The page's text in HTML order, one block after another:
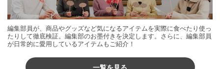
編集部員が、商品やグッズなど気になるアイテムを実際に食べたり使っ
たりして徹底検証。編集部のお墨付きを決定します。さらに、編集部員
が日常的に愛用しているアイテムもご紹介！
一覧を見る